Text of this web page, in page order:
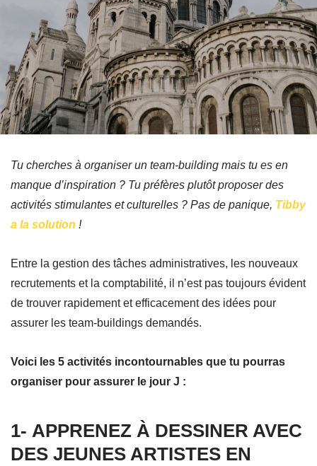
Tu cherches à organiser un team-building mais tu es en
manque d’inspiration ? Tu préfères plutôt proposer des
activités stimulantes et culturelles ? Pas de panique, Tibby
a la solution !
Entre la gestion des tâches administratives, les nouveaux
recrutements et la comptabilité, il n’est pas toujours évident
de trouver rapidement et efficacement des idées pour
assurer les team-buildings demandés.
Voici les 5 activités incontournables que tu pourras
organiser pour assurer le jour J :
1- APPRENEZ À DESSINER AVEC
DES JEUNES ARTISTES EN